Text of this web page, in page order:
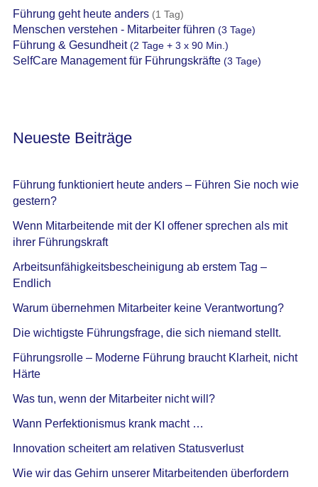
Führung geht heute anders(1 Tag)
Menschen verstehen - Mitarbeiter führen (3 Tage)
Führung & Gesundheit(2 Tage + 3 x 90 Min.)
SelfCare Management für Führungskräfte(3 Tage)
Neueste Beiträge
Führung funktioniert heute anders – Führen Sie noch wie
gestern?
Wenn Mitarbeitende mit der KI offener sprechen als mit
ihrer Führungskraft
Arbeitsunfähigkeitsbescheinigung ab erstem Tag –
Endlich
Warum übernehmen Mitarbeiter keine Verantwortung?
Die wichtigste Führungsfrage, die sich niemand stellt.
Führungsrolle – Moderne Führung braucht Klarheit, nicht
Härte
Was tun, wenn der Mitarbeiter nicht will?
Wann Perfektionismus krank macht …
Innovation scheitert am relativen Statusverlust
Wie wir das Gehirn unserer Mitarbeitenden überfordern